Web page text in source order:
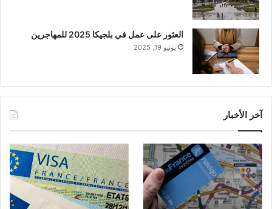
العثور على عمل في بلجيكا 2025 للمهاجرين
يونيو 19, 2025
آخر الأخبار